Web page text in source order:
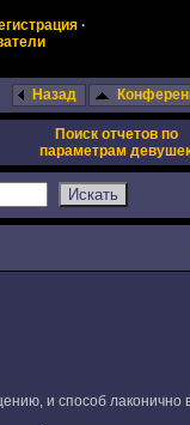
·
Назад
Поиск отчетов по
параметрам
и способ